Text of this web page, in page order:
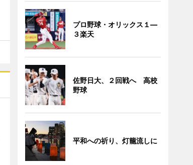
プロ野球・オリックス１―
３楽天
佐野日大、２回戦へ 高校
野球
平和への祈り、灯籠流しに